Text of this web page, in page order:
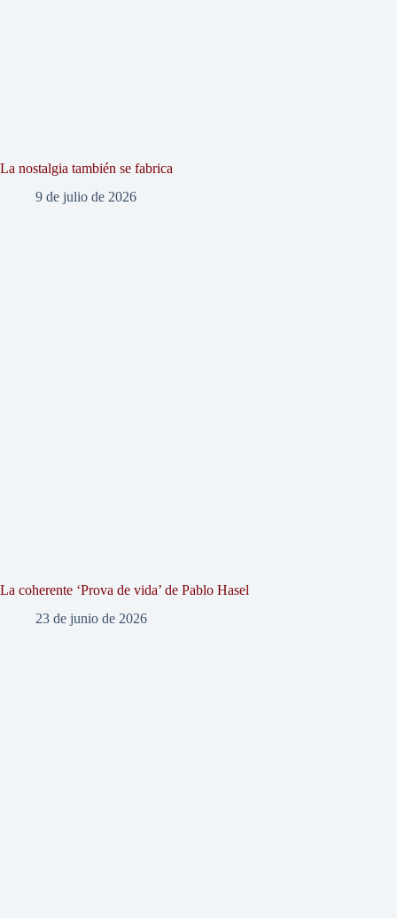
La nostalgia también se fabrica
9 de julio de 2026
La coherente ‘Prova de vida’ de Pablo Hasel
23 de junio de 2026